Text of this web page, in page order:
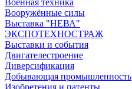
Вооружённые силы
Выставка "НЕВА"
ЭКСПОТЕХНОСТРАЖ
Выставки и события
Двигателестроение
Диверсификация
Добывающая промышленность
Изобретения и патенты